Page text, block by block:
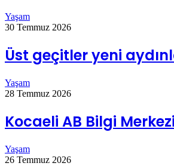
Yaşam
30 Temmuz 2026
Üst geçitler yeni
Yaşam
28 Temmuz 2026
Kocaeli AB Bilgi
Yaşam
26 Temmuz 2026